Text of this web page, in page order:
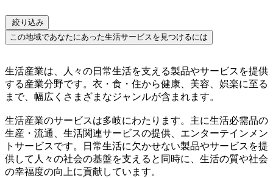
絞り込み
この地域であなたにあった生活サービスを見つけるには
生活産業は、人々の日常生活を支える製品やサービスを提供
する産業分野です。衣・食・住から健康、美容、娯楽に至る
まで、幅広くさまざまなジャンルが含まれます。
生活産業のサービスは多岐にわたります。主に生活必需品の
生産・流通、生活関連サービスの提供、エンターテインメン
トサービスです。日常生活に欠かせない製品やサービスを提
供して人々の社会の基盤を支えると同時に、生活の質や社会
の幸福度の向上に貢献しています。